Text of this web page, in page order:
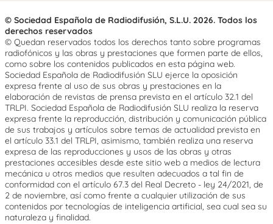
© Sociedad Española de Radiodifusión, S.L.U. 2026. Todos los
derechos reservados
© Quedan reservados todos los derechos tanto sobre programas
radiofónicos y las obras y prestaciones que formen parte de ellos,
como sobre los contenidos publicados en esta página web.
Sociedad Española de Radiodifusión SLU ejerce la oposición
expresa frente al uso de sus obras y prestaciones en la
elaboración de revistas de prensa prevista en el artículo 32.1 del
TRLPI. Sociedad Española de Radiodifusión SLU realiza la reserva
expresa frente la reproducción, distribución y comunicación pública
de sus trabajos y artículos sobre temas de actualidad prevista en
el artículo 33.1 del TRLPI, asimismo, también realiza una reserva
expresa de las reproducciones y usos de las obras y otras
prestaciones accesibles desde este sitio web a medios de lectura
mecánica u otros medios que resulten adecuados a tal fin de
conformidad con el artículo 67.3 del Real Decreto - ley 24/2021, de
2 de noviembre, así como frente a cualquier utilización de sus
contenidos por tecnologías de inteligencia artificial, sea cual sea su
naturaleza y finalidad.